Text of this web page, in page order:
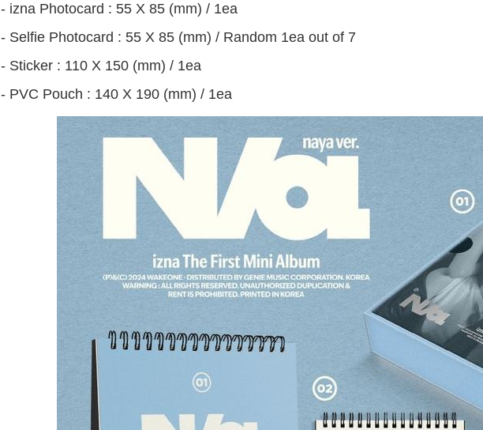
- izna Photocard : 55 X 85 (mm) / 1ea
- Selfie Photocard : 55 X 85 (mm) / Random 1ea out of 7
- Sticker : 110 X 150 (mm) / 1ea
- PVC Pouch : 140 X 190 (mm) / 1ea